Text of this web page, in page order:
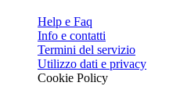
Help e Faq
Info e contatti
Termini del servizio
Utilizzo dati e privacy
Cookie Policy